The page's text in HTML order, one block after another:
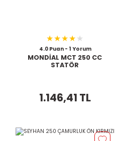
4.0 Puan - 1 Yorum
MONDİAL MCT 250 CC
STATÖR
1.146,41 TL